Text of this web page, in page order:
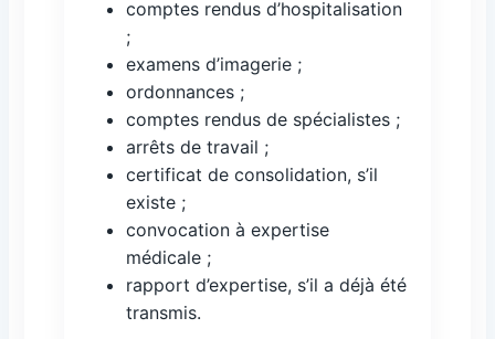
comptes rendus d’hospitalisation
;
examens d’imagerie ;
ordonnances ;
comptes rendus de spécialistes ;
arrêts de travail ;
certificat de consolidation, s’il
existe ;
convocation à expertise
médicale ;
rapport d’expertise, s’il a déjà été
transmis.